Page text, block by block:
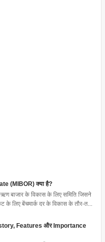
(MIBOR) क्या है?
बाजार के विकास के लिए समिति जिसने
के लिए बेंचमार्क दर के विकास के तौर-त...
Features और Importance